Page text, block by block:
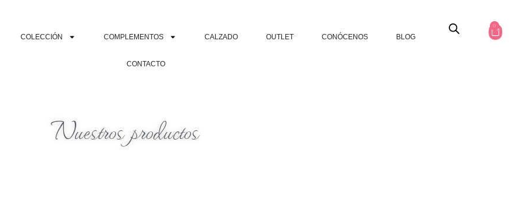
COLECCIÓN COMPLEMENTOS CALZADO OUTLET CONÓCENOS BLOG
CONTACTO
0
Nuestros productos